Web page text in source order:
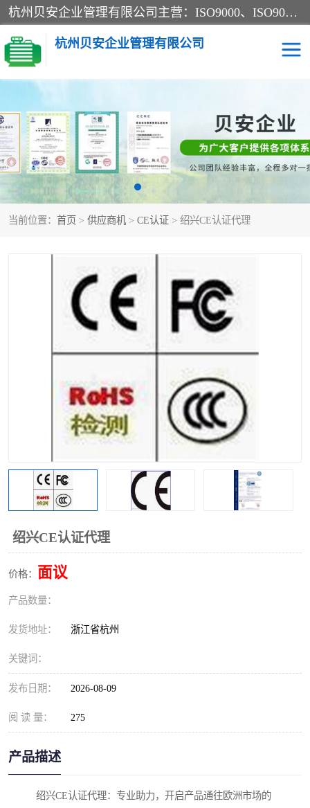
杭州贝安企业管理有限公司主营：ISO9000、ISO9000认证、ISO9001认证、ISO14000认证、ISO14001认证等系列企业认证服务。
杭州贝安企业管理有限公司
当前位置： 首页 > 供应商机 > CE认证 > 绍兴CE认证代理
绍兴CE认证代理
价格： 面议
产品数量：
发货地址： 浙江省杭州
关键词：
发布日期： 2026-08-09
阅 读 量： 275
产品描述
绍兴CE认证代理：专业助力，开启产品通往欧洲市场的
CE认证 ISO13485认证
SA认证 CCC认证
OHSAS18001认证
45001认证